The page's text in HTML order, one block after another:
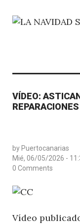
VÍDEO:
by Puertocanarias
Mié, 06/05/2026 -
0 Comments
Vídeo